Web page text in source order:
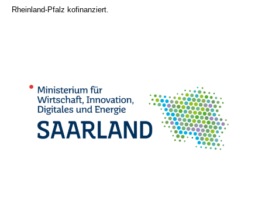
Rheinland-Pfalz kofinanziert.